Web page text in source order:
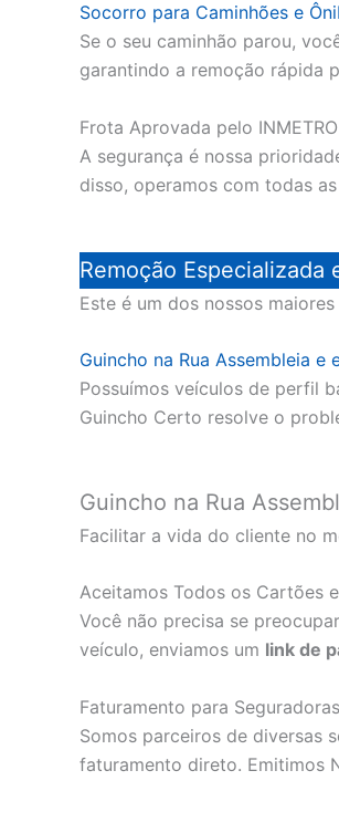
Socorro para Caminhões e
Se o seu caminhão parou,
garantindo a remoção rápida
Frota Aprovada pelo
A segurança é nossa
disso, operamos com todas
Remoção Especializada
Este é um dos nossos
Guincho na Rua Assembleia
Possuímos veículos de perfil
Guincho Certo resolve o
Guincho na Rua
Facilitar a vida do cliente no
Aceitamos Todos os Cartões
Você não precisa se
veículo, enviamos um link de
Faturamento para
Somos parceiros de diversas
faturamento direto. Emitimos